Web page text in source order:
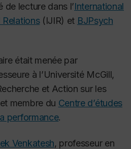
de lecture dans l’International
(IJIR) et BJPsych
était menée par
à l’Université McGill,
et Action sur les
membre du Centre d’études
performance.
Venkatesh, professeur en